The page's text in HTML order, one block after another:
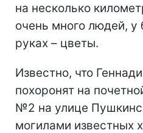
на несколько
очень много людей, у
руках – цветы.
Известно, что
похоронят на
№2 на улице
могилами известных